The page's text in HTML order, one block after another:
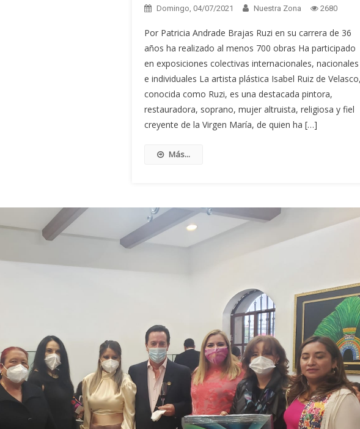
Domingo, 04/07/2021 Nuestra Zona 2680
Por Patricia Andrade Brajas Ruzi en su carrera de 36
años ha realizado al menos 700 obras Ha participado
en exposiciones colectivas internacionales, nacionales
e individuales La artista plástica Isabel Ruiz de Velasco,
conocida como Ruzi, es una destacada pintora,
restauradora, soprano, mujer altruista, religiosa y fiel
creyente de la Virgen María, de quien ha […]
Más...